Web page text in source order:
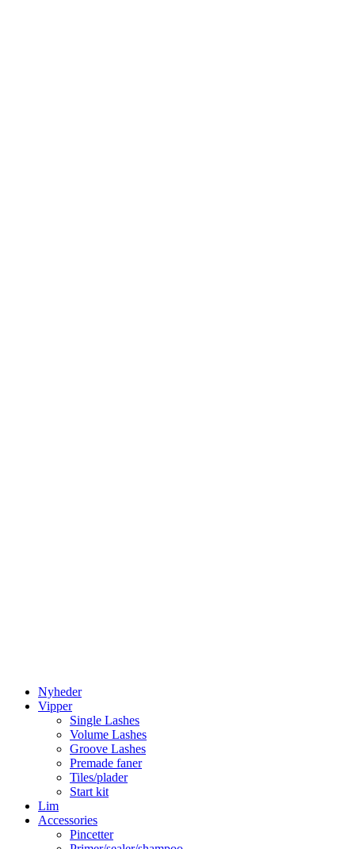
Nyheder
Vipper
Single Lashes
Volume Lashes
Groove Lashes
Premade faner
Tiles/plader
Start kit
Lim
Accessories
Pincetter